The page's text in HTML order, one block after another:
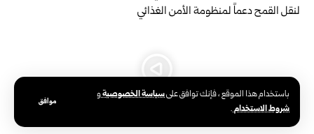
باستخدام هذا الموقع ، فإنك توافق علىسياسة الخصوصيةو
شروط الاستخدام.
موافق